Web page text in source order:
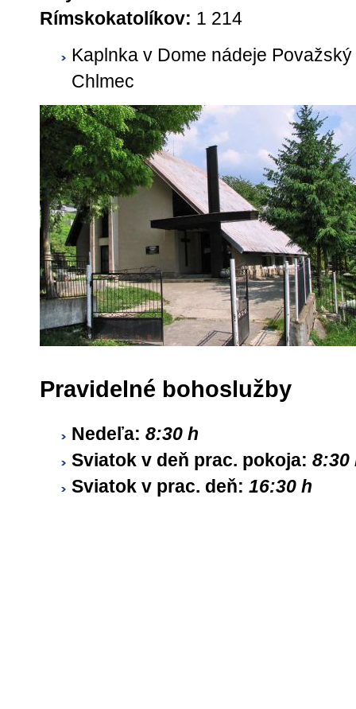
Rímskokatolíkov: 1 214
Kaplnka v Dome nádeje Považský
Chlmec
Pravidelné bohoslužby
Nedeľa: 8:30 h
Sviatok v deň prac. pokoja: 8:30
Sviatok v prac. deň: 16:30 h